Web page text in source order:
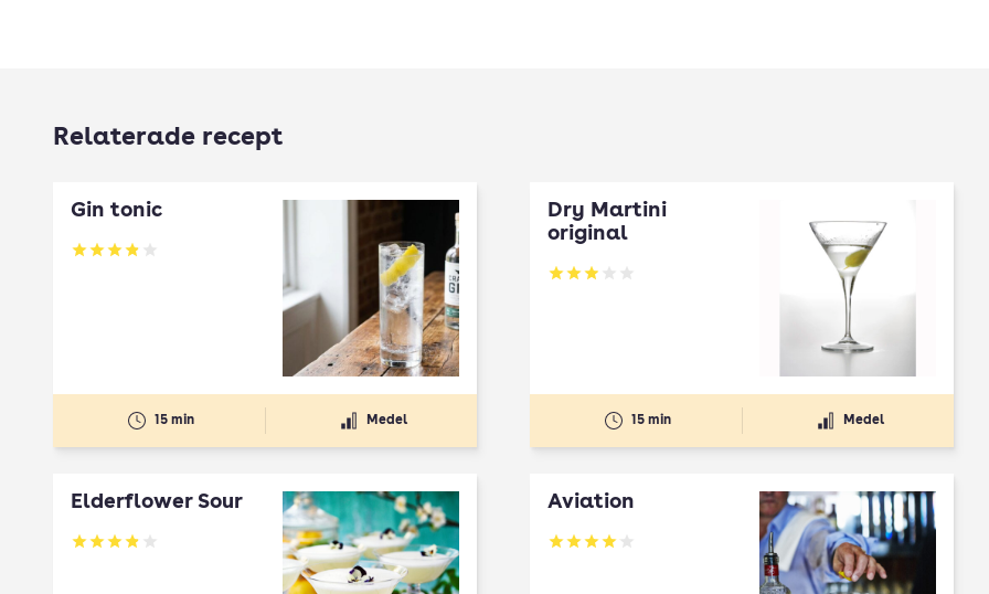
Relaterade recept
Gin tonic
Betyg: 3.91 av 5
15 min Medel
Dry Martini
original
Betyg: 2.92 av 5
15 min Medel
Elderflower Sour
Betyg: 3.91 av 5
Aviation
Betyg: 4.03 av 5